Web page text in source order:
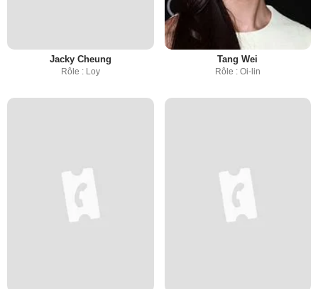
Jacky Cheung
Rôle : Loy
Tang Wei
Rôle : Oi-lin